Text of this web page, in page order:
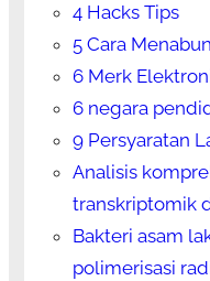
4 Hacks Tips
5 Cara
6 Merk
6 negara
9 Persyaratan
Analisis
transkriptomik
Bakteri asam
polimerisasi